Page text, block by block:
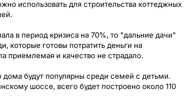
использовать для строительства коттеджных
в период кризиса на 70%, то "дальние дачи"
которые готовы потратить деньги на
приемлемая и качество не страдало.
будут популярны среди семей с детьми.
шоссе, всего будет построено около 110